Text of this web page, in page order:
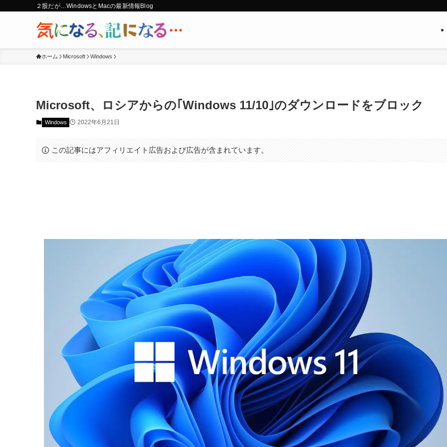
２股だが…WindowsとMacの最新情報Blog
ホーム Microsoft Windows
Microsoft、ロシアからの｢Windows 11/10｣のダウンロードをブロック
Windows 2022年6月21日
この記事にはアフィリエイト広告および広告が含まれています。